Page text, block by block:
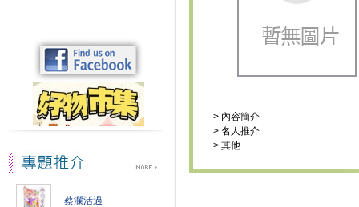
蔡瀾活過
> 內容簡介
> 名人推介
> 其他